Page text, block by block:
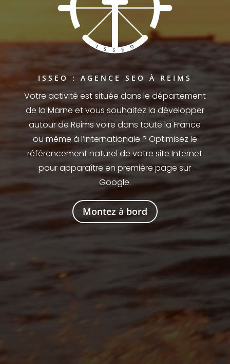
ISSEO : AGENCE SEO À REIMS
Votre activité est située dans le département
de la Marne et vous souhaitez la développer
autour de Reims voire dans toute la France
ou même à l’internationale ? Optimisez le
référencement naturel de votre site Internet
pour apparaître en première page sur
Google.
Montez à bord